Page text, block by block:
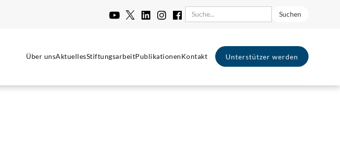
Über unsAktuellesStiftungsarbeitPublikationenKontakt Unterstützer werden